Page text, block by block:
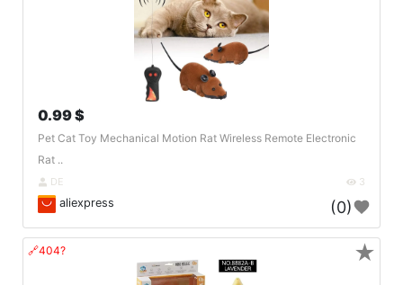
0.99 $
Pet Cat Toy Mechanical Motion Rat Wireless Remote Electronic
Rat ..
DE 3
aliexpress (0)
🔗404? ★